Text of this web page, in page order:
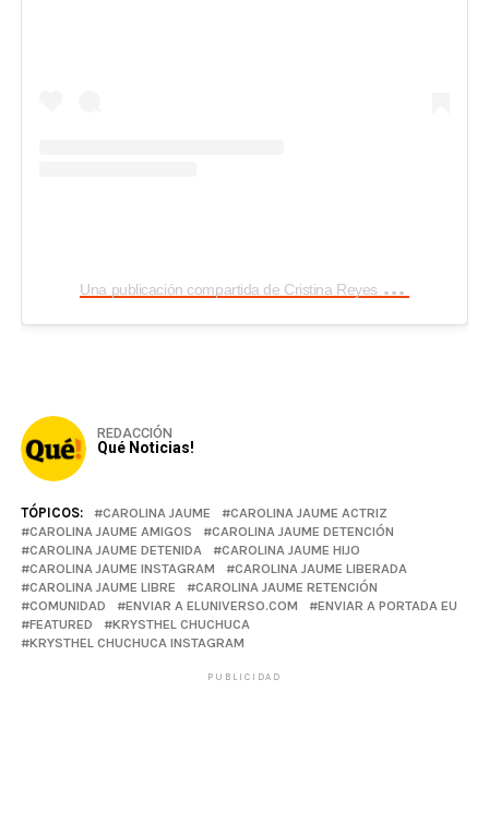
U
na publicación compartida de Cristina Reyes (@yolibertadora)
REDACCIÓN
Qué Noticias!
TÓPICOS: CAROLINA JAUME
CAROLINA JAUME ACTRIZ
CAROLINA JAUME AMIGOS
CAROLINA JAUME DETENCIÓN
CAROLINA JAUME DETENIDA
CAROLINA JAUME HIJO
CAROLINA JAUME INSTAGRAM
CAROLINA JAUME LIBERADA
CAROLINA JAUME LIBRE
CAROLINA JAUME RETENCIÓN
COMUNIDAD
ENVIAR A ELUNIVERSO.COM
ENVIAR A PORTADA EU
FEATURED
KRYSTHEL CHUCHUCA
KRYSTHEL CHUCHUCA INSTAGRAM
PUBLICIDAD